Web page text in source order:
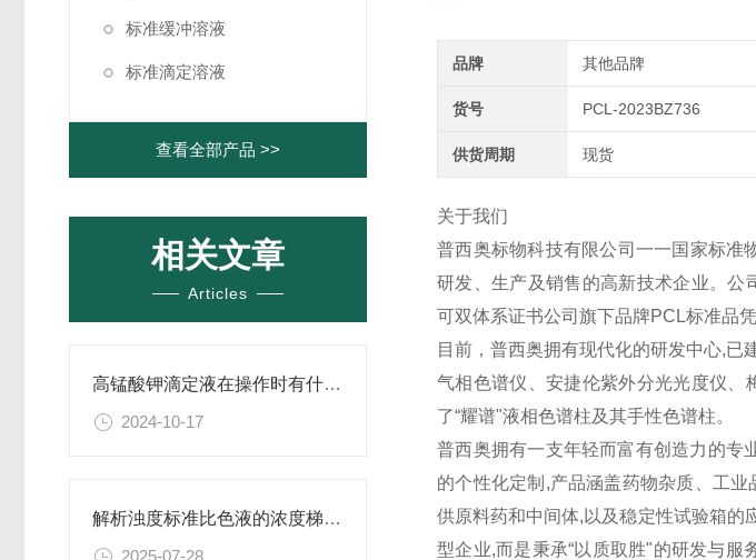
标准缓冲溶液
标准滴定溶液
查看全部产品 >>
相关文章
Articles
高锰酸钾滴定液在操作时有什么要领可言呢？
2024-10-17
解析浊度标准比色液的浓度梯度与配比
2025-07-28
品牌 其他品牌
货号 PCL-2023BZ736
供货周期 现货
关于我们
普西奥标物科技有限公司一一国家标准
研发、生产及销售的高新技术企业。公
可双体系证书公司旗下品牌PCL标准品
目前，普西奥拥有现代化的研发中心,
气相色谱仪、安捷伦紫外分光光度仪、
了“耀谱"液相色谱柱及其手性色谱柱。
普西奥拥有一支年轻而富有创造力的专
的个性化定制,产品涵盖药物杂质、工
供原料药和中间体,以及稳定性试验箱的
型企业,而是秉承“以质取胜"的研发与服